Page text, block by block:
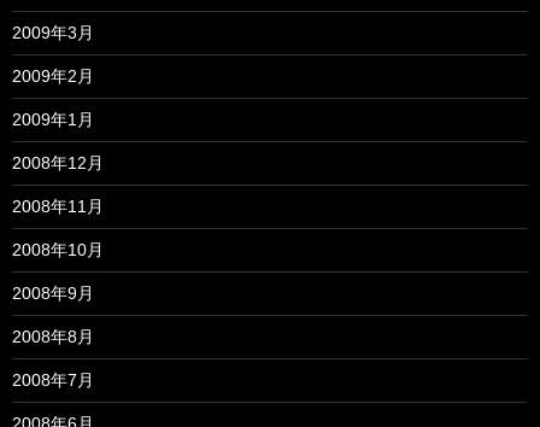
2009年3月
2009年2月
2009年1月
2008年12月
2008年11月
2008年10月
2008年9月
2008年8月
2008年7月
2008年6月